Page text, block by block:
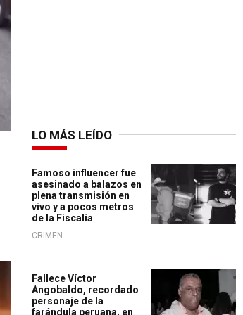
LO MÁS LEÍDO
Famoso influencer fue
asesinado a balazos en
plena transmisión en
vivo y a pocos metros
de la Fiscalía
CRIMEN
Fallece Víctor
Angobaldo, recordado
personaje de la
farándula peruana, en